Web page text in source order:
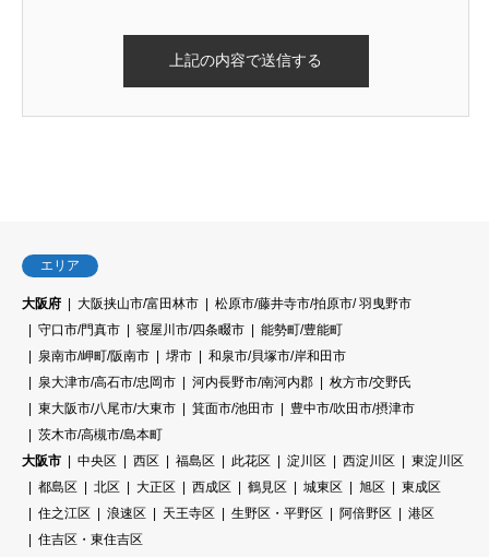
エリア
大阪府 大阪挟山市/富田林市
松原市/藤井寺市/拍原市/ 羽曳野市
守口市/門真市
寝屋川市/四条畷市
能勢町/豊能町
泉南市/岬町/阪南市
堺市
和泉市/貝塚市/岸和田市
泉大津市/高石市/忠岡市
河内長野市/南河内郡
枚方市/交野氏
東大阪市/八尾市/大東市
箕面市/池田市
豊中市/吹田市/摂津市
茨木市/高槻市/島本町
大阪市
中央区 西区 福島区 此花区 淀川区 西淀川区
東淀川区
都島区
北区 大正区 西成区 鶴見区 城東区 旭区
東成区
住之江区
浪速区 天王寺区 生野区・平野区 阿倍野区
港区
住吉区・東住吉区